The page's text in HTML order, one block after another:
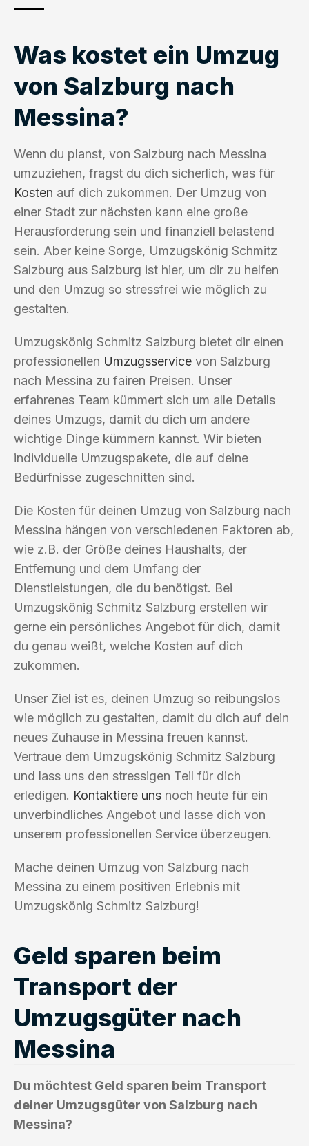
Was kostet ein Umzug
von Salzburg nach
Messina?
Wenn du planst, von Salzburg nach Messina
umzuziehen, fragst du dich sicherlich, was für
Kosten auf dich zukommen. Der Umzug von
einer Stadt zur nächsten kann eine große
Herausforderung sein und finanziell belastend
sein. Aber keine Sorge, Umzugskönig Schmitz
Salzburg aus Salzburg ist hier, um dir zu helfen
und den Umzug so stressfrei wie möglich zu
gestalten.
Umzugskönig Schmitz Salzburg bietet dir einen
professionellen Umzugsservice von Salzburg
nach Messina zu fairen Preisen. Unser
erfahrenes Team kümmert sich um alle Details
deines Umzugs, damit du dich um andere
wichtige Dinge kümmern kannst. Wir bieten
individuelle Umzugspakete, die auf deine
Bedürfnisse zugeschnitten sind.
Die Kosten für deinen Umzug von Salzburg nach
Messina hängen von verschiedenen Faktoren ab,
wie z.B. der Größe deines Haushalts, der
Entfernung und dem Umfang der
Dienstleistungen, die du benötigst. Bei
Umzugskönig Schmitz Salzburg erstellen wir
gerne ein persönliches Angebot für dich, damit
du genau weißt, welche Kosten auf dich
zukommen.
Unser Ziel ist es, deinen Umzug so reibungslos
wie möglich zu gestalten, damit du dich auf dein
neues Zuhause in Messina freuen kannst.
Vertraue dem Umzugskönig Schmitz Salzburg
und lass uns den stressigen Teil für dich
erledigen. Kontaktiere uns noch heute für ein
unverbindliches Angebot und lasse dich von
unserem professionellen Service überzeugen.
Mache deinen Umzug von Salzburg nach
Messina zu einem positiven Erlebnis mit
Umzugskönig Schmitz Salzburg!
Geld sparen beim
Transport der
Umzugsgüter nach
Messina
Du möchtest Geld sparen beim Transport
deiner Umzugsgüter von Salzburg nach
Messina?